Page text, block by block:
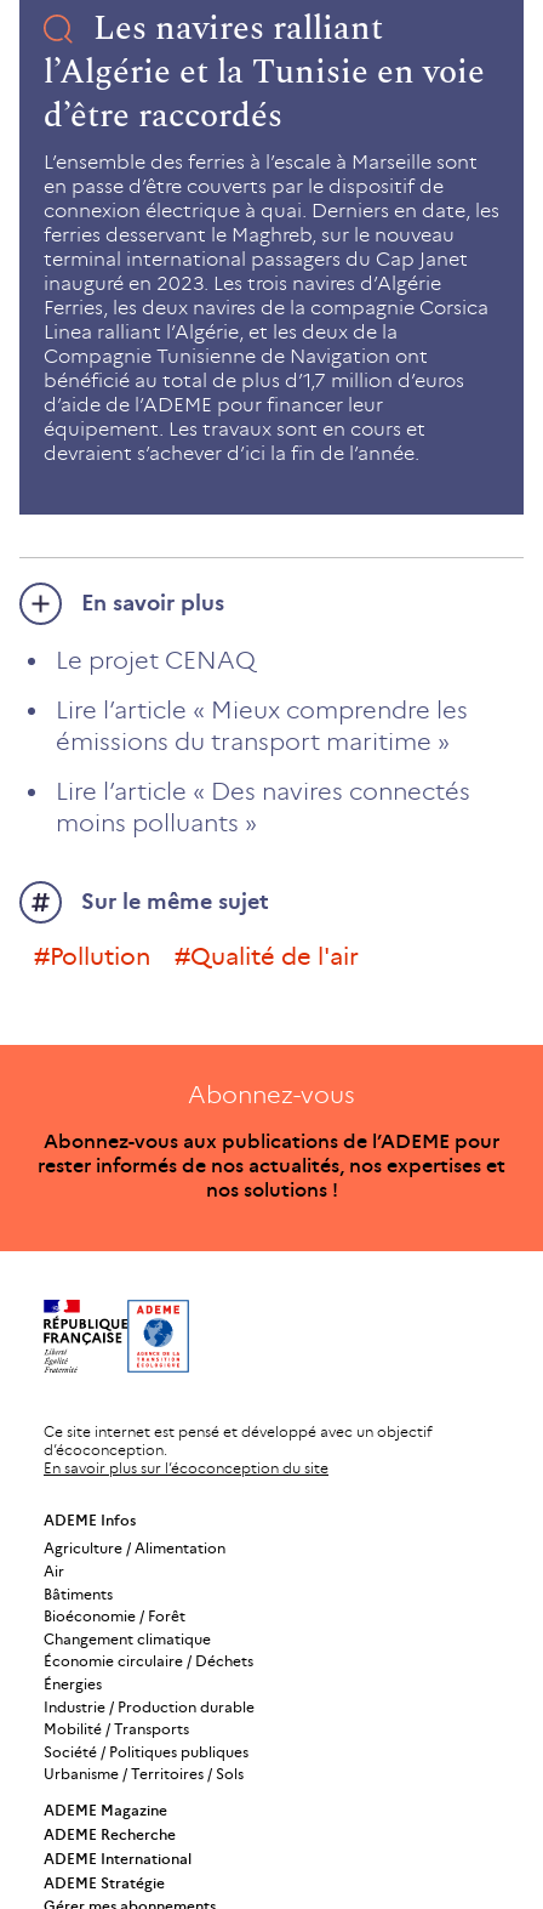
Les navires ralliant
l’Algérie et la Tunisie en voie
d’être raccordés
L’ensemble des ferries à l’escale à Marseille sont
en passe d’être couverts par le dispositif de
connexion électrique à quai. Derniers en date, les
ferries desservant le Maghreb, sur le nouveau
terminal international passagers du Cap Janet
inauguré en 2023. Les trois navires d’Algérie
Ferries, les deux navires de la compagnie Corsica
Linea ralliant l’Algérie, et les deux de la
Compagnie Tunisienne de Navigation ont
bénéficié au total de plus d’1,7 million d’euros
d’aide de l’ADEME pour financer leur
équipement. Les travaux sont en cours et
devraient s’achever d’ici la fin de l’année.
En savoir plus
Le projet CENAQ
Lire l’article « Mieux comprendre les
émissions du transport maritime »
Lire l’article « Des navires connectés
moins polluants »
Sur le même sujet
#Pollution #Qualité de l'air
Abonnez-vous
Abonnez-vous aux publications de l’ADEME pour
rester informés de nos actualités, nos expertises et
nos solutions !
Ce site internet est pensé et développé avec un objectif
d’écoconception.
En savoir plus sur l’écoconception du site
ADEME Infos
Agriculture / Alimentation
Air
Bâtiments
Bioéconomie / Forêt
Changement climatique
Économie circulaire / Déchets
Énergies
Industrie / Production durable
Mobilité / Transports
Société / Politiques publiques
Urbanisme / Territoires / Sols
ADEME Magazine
ADEME Recherche
ADEME International
ADEME Stratégie